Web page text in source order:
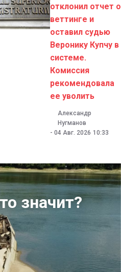
отклонил отчет о
веттинге и
оставил судью
Веронику Купчу в
системе.
Комиссия
рекомендовала
ее уволить
Александр
Нугманов
- 04 Авг. 2026 10:33
значит?